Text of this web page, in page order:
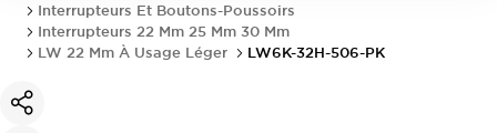
Interrupteurs Et Boutons-Poussoirs
Interrupteurs 22 Mm 25 Mm 30 Mm
LW 22 Mm À Usage Léger
LW6K-32H-506-PK